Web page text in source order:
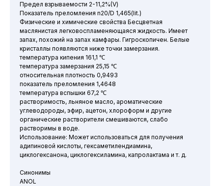
Предел взрываемости 2-11,2%(V)
Показатель преломления n20/D 1,465(lit.)
Физические и химические свойства Бесцветная
маслянистая легковоспламеняющаяся жидкость. Имеет
запах, похожий на запах камфары. Гигроскопичен. Белые
кристаллы появляются ниже точки замерзания.
температура кипения 161,1 ℃
температура замерзания 25,15 ℃
относительная плотность 0,9493
показатель преломления 1,4648
температура вспышки 67,2 ℃
растворимость, льняное масло, ароматические
углеводороды, эфир, ацетон, хлороформ и другие
органические растворители смешиваются, слабо
растворимы в воде.
Использование: Может использоваться для получения
адипиновой кислоты, гексаметилендиамина,
циклогексанона, циклогексиламина, капролактама и т. д.
Синонимы
ANOL